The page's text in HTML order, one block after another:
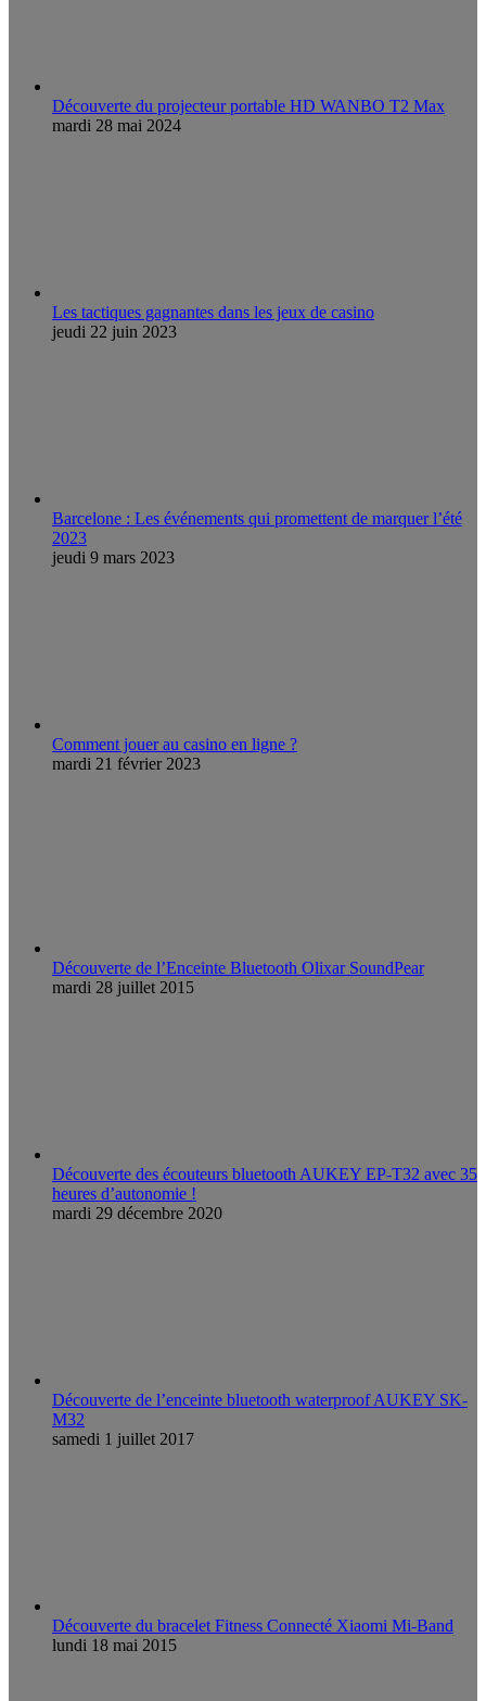
Découverte du projecteur portable HD WANBO T2 Max
mardi 28 mai 2024
Les tactiques gagnantes dans les jeux de casino
jeudi 22 juin 2023
Barcelone : Les événements qui promettent de marquer l’été
2023
jeudi 9 mars 2023
Comment jouer au casino en ligne ?
mardi 21 février 2023
Découverte de l’Enceinte Bluetooth Olixar SoundPear
mardi 28 juillet 2015
Découverte des écouteurs bluetooth AUKEY EP-T32 avec 35
heures d’autonomie !
mardi 29 décembre 2020
Découverte de l’enceinte bluetooth waterproof AUKEY SK-
M32
samedi 1 juillet 2017
Découverte du bracelet Fitness Connecté Xiaomi Mi-Band
lundi 18 mai 2015